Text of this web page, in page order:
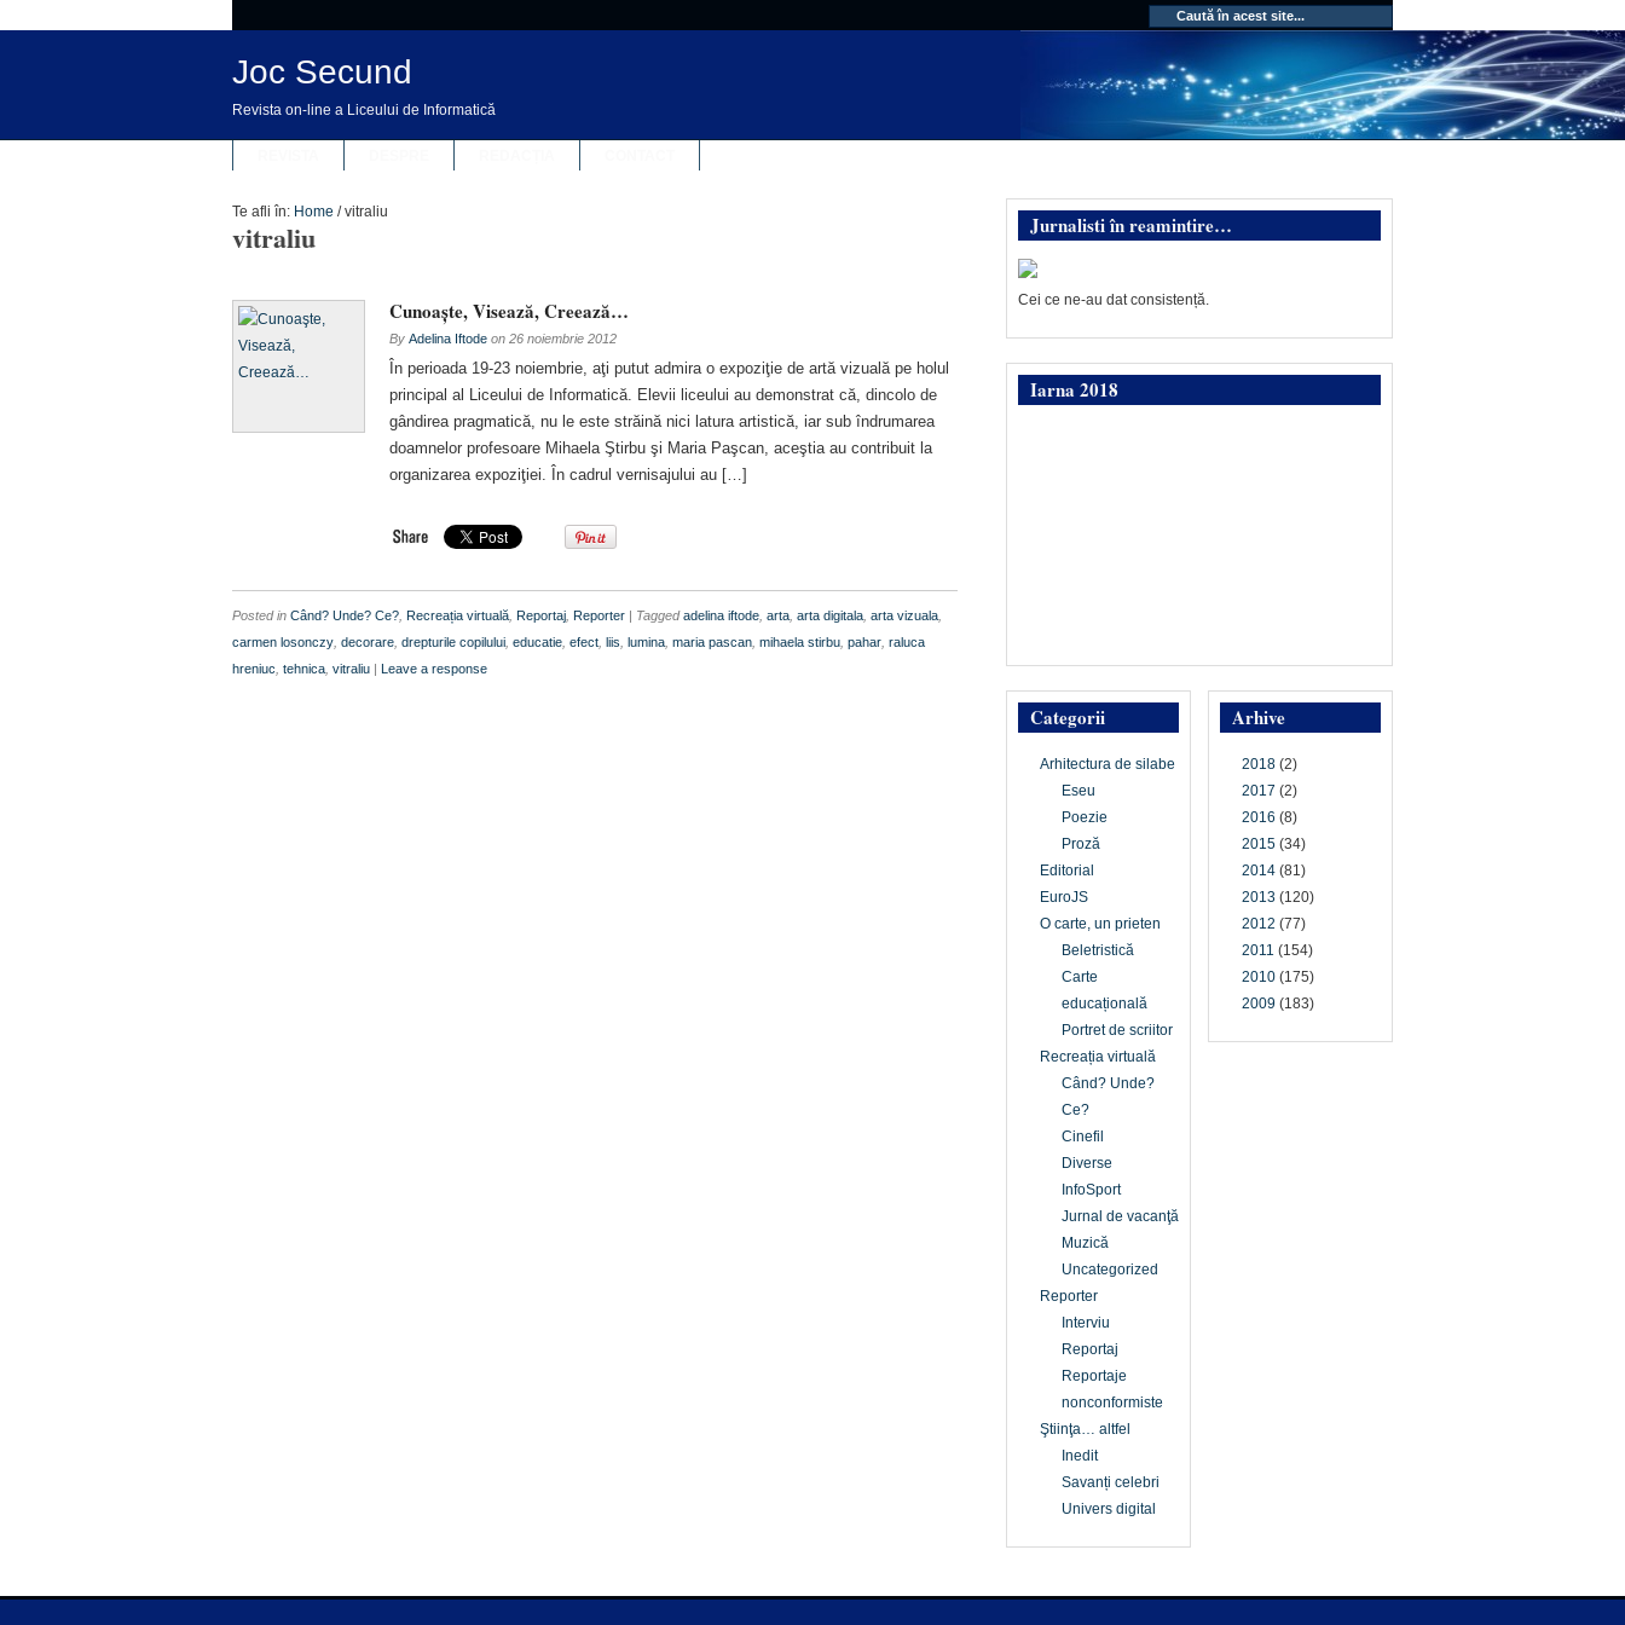
Joc Secund
Revista on-line a Liceului de Informatică
Te afli în: Home / vitraliu
vitraliu
Cunoaşte, Visează, Creează…
By Adelina Iftode on 26 noiembrie 2012
În perioada 19-23 noiembrie, aţi putut admira o expoziţie de artă vizuală pe holul
principal al Liceului de Informatică. Elevii liceului au demonstrat că, dincolo de
gândirea pragmatică, nu le este străină nici latura artistică, iar sub îndrumarea
doamnelor profesoare Mihaela Ştirbu şi Maria Paşcan, aceştia au contribuit la
organizarea expoziţiei. În cadrul vernisajului au […]
Posted in Când? Unde? Ce? Recreația virtuală Reportaj Reporter | Taggedadelina iftode arta arta digitala arta vizuala
carmen losonczy decorare drepturile copilului educatie efect liis lumina maria pascan mihaela stirbu pahar raluca
hreniuc tehnica vitraliu | Leave a response
Jurnalisti în reamintire…
Cei ce ne-au dat consistență.
Iarna 2018
Arhive
2018 (2)
2017 (2)
2016 (8)
2015 (34)
2014 (81)
2013 (120)
2012 (77)
2011 (154)
2010 (175)
2009 (183)
Categorii
Arhitectura de silabe
Eseu
Poezie
Proză
Editorial
EuroJS
O carte, un prieten
Beletristică
Carte
educațională
Portret de scriitor
Recreația virtuală
Când? Unde?
Ce?
Cinefil
Diverse
InfoSport
Jurnal de vacanţă
Muzică
Uncategorized
Reporter
Interviu
Reportaj
Reportaje
nonconformiste
Ştiinţa… altfel
Inedit
Savanți celebri
Univers digital